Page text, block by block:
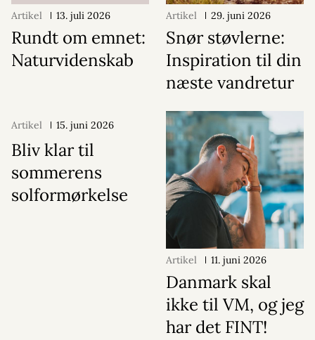
Artikel 13. juli 2026
Rundt om emnet:
Naturvidenskab
Artikel 29. juni 2026
Snør støvlerne:
Inspiration til din
næste vandretur
Artikel 15. juni 2026
Bliv klar til
sommerens
solformørkelse
Artikel 11. juni 2026
Danmark skal
ikke til VM, og jeg
har det FINT!